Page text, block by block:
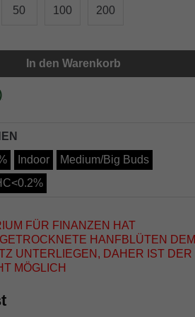
50 100 200
In den Warenkorb
Indoor
Medium/Big Buds
FÜR FINANZEN HAT
HANFBLÜTEN DEM
UNTERLIEGEN, DAHER IST DER
MÖGLICH